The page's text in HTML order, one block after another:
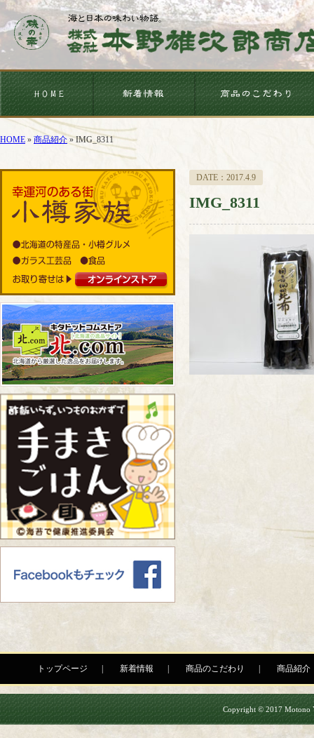
HOME » 商品紹介 »IMG_8311
DATE：2017.4.9
IMG_8311
トップページ 新着情報 商品のこだわり 商品紹介
Copyright © 2017 Motono